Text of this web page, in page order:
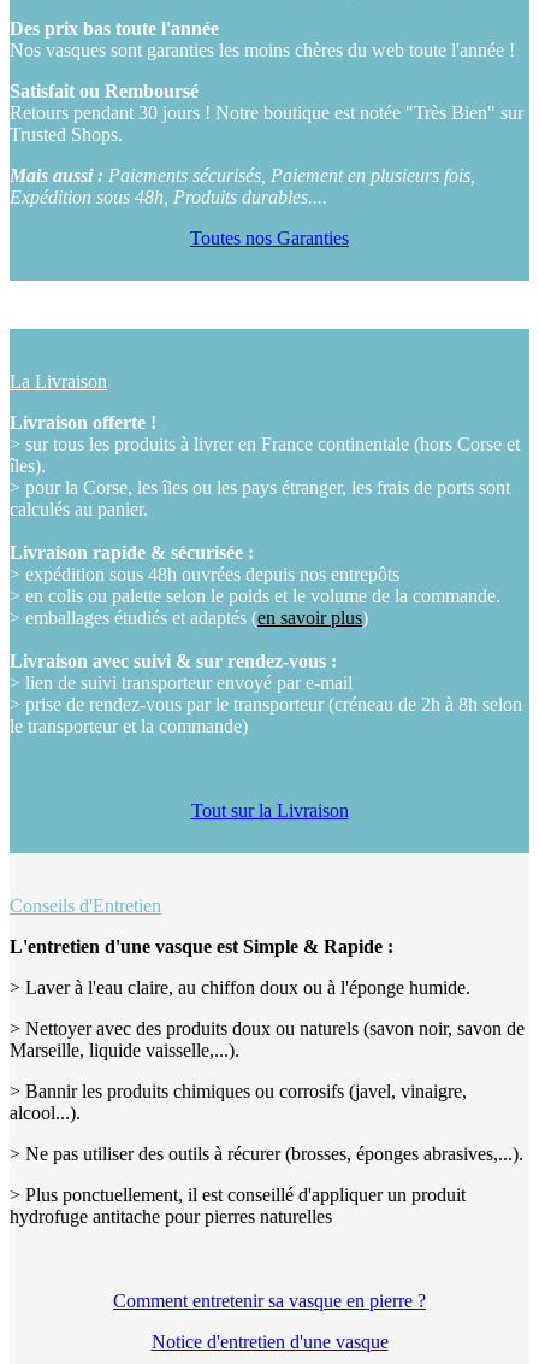
Des prix bas toute l'année
Nos vasques sont garanties les moins chères du web toute l'année !
Satisfait ou Remboursé
Retours pendant 30 jours ! Notre boutique est notée "Très Bien" sur
Trusted Shops.
Mais aussi : Paiements sécurisés, Paiement en plusieurs fois,
Expédition sous 48h, Produits durables....
Toutes nos Garanties
La Livraison
Livraison offerte !
> sur tous les produits à livrer en France continentale (hors Corse et
îles).
> pour la Corse, les îles ou les pays étranger, les frais de ports sont
calculés au panier.
Livraison rapide & sécurisée :
> expédition sous 48h ouvrées depuis nos entrepôts
> en colis ou palette selon le poids et le volume de la commande.
> emballages étudiés et adaptés (en savoir plus)
Livraison avec suivi & sur rendez-vous :
> lien de suivi transporteur envoyé par e-mail
> prise de rendez-vous par le transporteur (créneau de 2h à 8h selon
le transporteur et la commande)
Tout sur la Livraison
Conseils d'Entretien
L'entretien d'une vasque est Simple & Rapide :
> Laver à l'eau claire, au chiffon doux ou à l'éponge humide.
> Nettoyer avec des produits doux ou naturels (savon noir, savon de
Marseille, liquide vaisselle,...).
> Bannir les produits chimiques ou corrosifs (javel, vinaigre,
alcool...).
> Ne pas utiliser des outils à récurer (brosses, éponges abrasives,...).
> Plus ponctuellement, il est conseillé d'appliquer un produit
hydrofuge antitache pour pierres naturelles
Comment entretenir sa vasque en pierre ?
Notice d'entretien d'une vasque